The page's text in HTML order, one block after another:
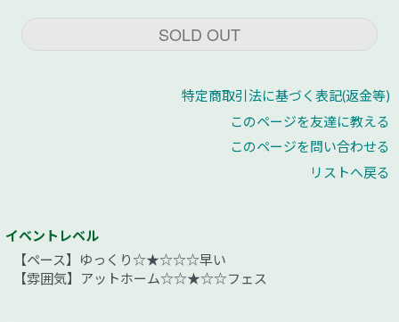
SOLD OUT
特定商取引法に基づく表記(返金等)
このページを友達に教える
このページを問い合わせる
リストへ戻る
イベントレベル
【ペース】ゆっくり☆★☆☆☆早い
【雰囲気】アットホーム☆☆★☆☆フェス